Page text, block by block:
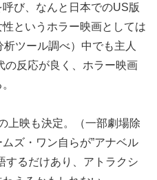
び、なんと日本でのUS版
というホラー映画としては
ツール調べ）中でも主人
の反応が良く、ホラー映画
上映も決定。（一部劇場除
ズ・ワン自らが”アナベル
するだけあり、アトラクシ